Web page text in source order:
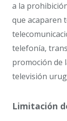
a la
que acaparen
telefonía,
promoción de
televisión
Limitación